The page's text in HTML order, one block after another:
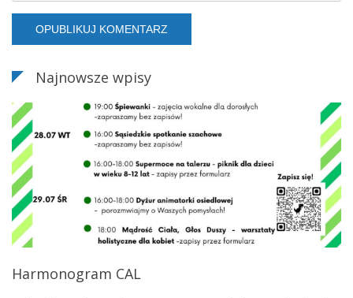
Najnowsze wpisy
Harmonogram CAL